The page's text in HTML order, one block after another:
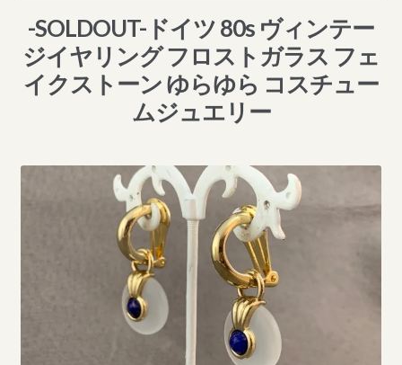
-SOLDOUT-ドイツ 80s ヴィンテー
ジイヤリング フロストガラス フェ
イクストーン ゆらゆら コスチュー
ムジュエリー